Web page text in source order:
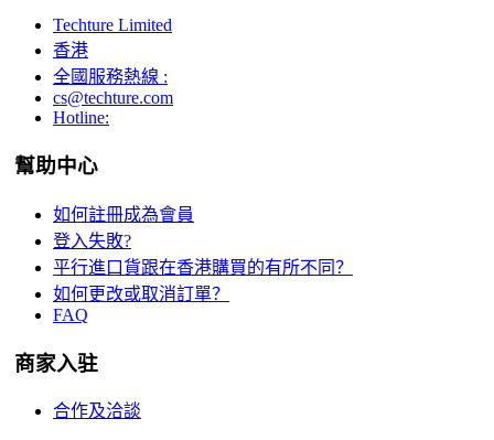
Techture Limited
香港
全國服務熱線 :
cs@techture.com
Hotline:
幫助中心
如何註冊成為會員
登入失敗?
平行進口貨跟在香港購買的有所不同？
如何更改或取消訂單？
FAQ
商家入驻
合作及洽談